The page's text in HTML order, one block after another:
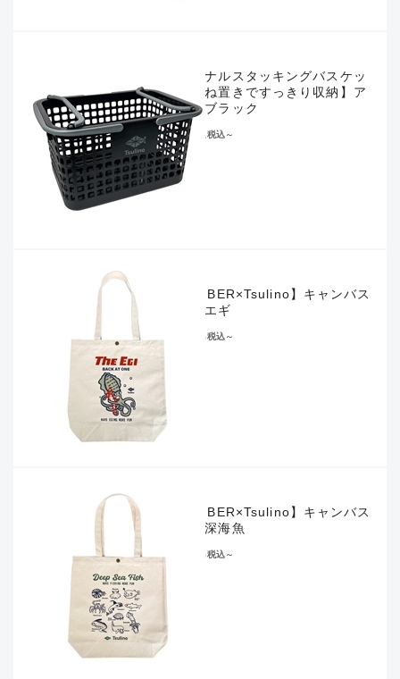
オリジナルスタッキングバスケッ
ト【重ね置きですっきり収納】ア
ンゴラブラック
¥1,078税込～
【LUMBER×Tsulino】キャンバス
トートエギ
¥2,090税込～
【LUMBER×Tsulino】キャンバス
トート深海魚
¥2,090税込～